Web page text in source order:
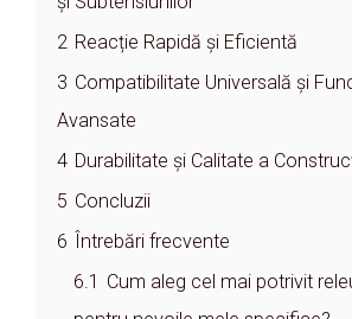
2 Reacție Rapidă și Eficientă
3 Compatibilitate Universală și
Avansate
4 Durabilitate și Calitate a
5 Concluzii
6
Întrebări frecvente
6.1 Cum aleg cel mai potrivit